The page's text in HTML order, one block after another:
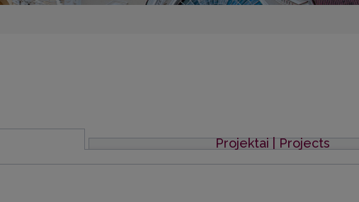
Projektai | Projects